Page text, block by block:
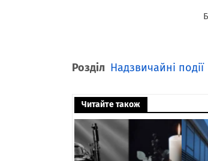
Розділ Надзвичайні події
Читайте також